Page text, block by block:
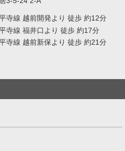
寺線 越前開発より 徒歩 約12分
寺線 福井口より 徒歩 約17分
寺線 越前新保より 徒歩 約21分